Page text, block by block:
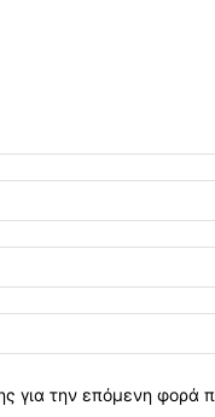
για την επόμενη φορά